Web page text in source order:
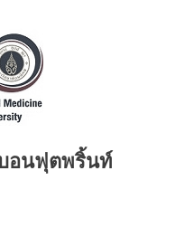
อนฟุตพริ้นท์